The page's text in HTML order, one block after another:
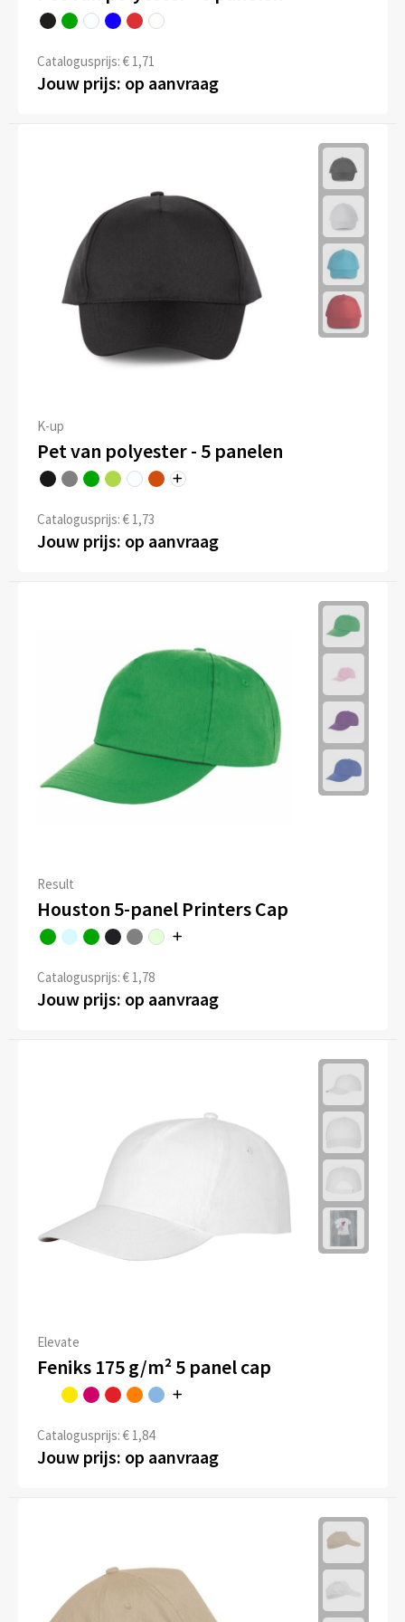
Kledingaccessoires
Vesten
Catalogusprijs: € 1,71
Jouw prijs: op aanvraag
K-up
Pet van polyester - 5 panelen
Catalogusprijs: € 1,73
Jouw prijs: op aanvraag
Result
Houston 5-panel Printers Cap
Catalogusprijs: € 1,78
Jouw prijs: op aanvraag
Elevate
Feniks 175 g/m² 5 panel cap
Catalogusprijs: € 1,84
Jouw prijs: op aanvraag